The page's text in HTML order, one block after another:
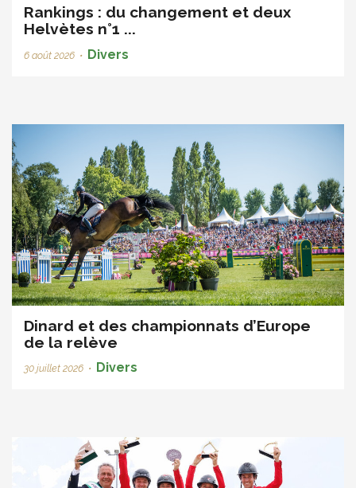
Rankings : du changement et deux
Helvètes n°1 ...
6 août 2026 • Divers
Dinard et des championnats d’Europe
de la relève
30 juillet 2026 • Divers